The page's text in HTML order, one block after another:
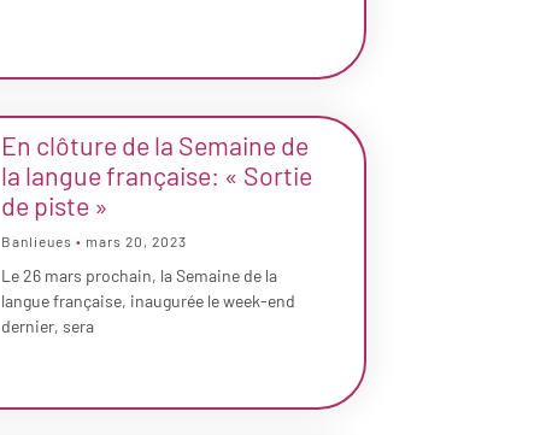
En clôture de la Semaine de
la langue française: « Sortie
de piste »
Banlieues mars 20, 2023
Le 26 mars prochain, la Semaine de la
langue française, inaugurée le week-end
dernier, sera